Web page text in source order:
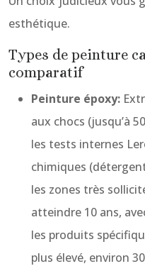
esthétique.
Types de peinture
comparatif
Peinture époxy:
aux chocs (jusqu’à
les tests internes
chimiques
les zones très
atteindre 10 ans,
les produits
plus élevé, environ